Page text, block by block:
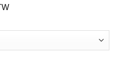
MT3113R aantal